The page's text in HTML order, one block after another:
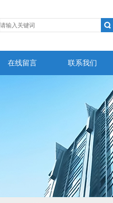
在线留言 联系我们